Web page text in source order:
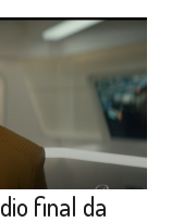
final da